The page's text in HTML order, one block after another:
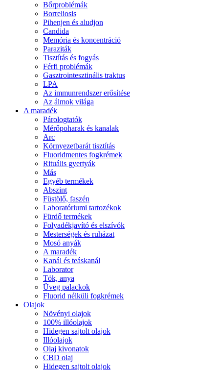
Bőrproblémák
Borreliosis
Pihenjen és aludjon
Candida
Memória és koncentráció
Paraziták
Tisztítás és fogyás
Férfi problémák
Gasztrointesztinális traktus
LPA
Az immunrendszer erősítése
Az álmok világa
A maradék
Párologtatók
Mérőpoharak és kanalak
Arc
Környezetbarát tisztítás
Fluoridmentes fogkrémek
Rituális gyertyák
Más
Egyéb termékek
Abszint
Füstölő, faszén
Laboratóriumi tartozékok
Fürdő termékek
Folyadékjavító és elszívók
Mesterségek és ruházat
Mosó anyák
A maradék
Kanál és teáskanál
Laborator
Tök, anya
Üveg palackok
Fluorid nélküli fogkrémek
Olajok
Növényi olajok
100% illóolajok
Hidegen sajtolt olajok
Illóolajok
Olaj kivonatok
CBD olaj
Hidegen sajtolt olajok